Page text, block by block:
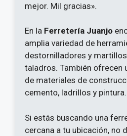
mejor. Mil gracias».
En la Ferretería Juanjo
amplia variedad de
destornilladores y
taladros. También ofrecen
de materiales de
cemento, ladrillos y pintura.
Si estás buscando una
cercana a tu ubicación, no